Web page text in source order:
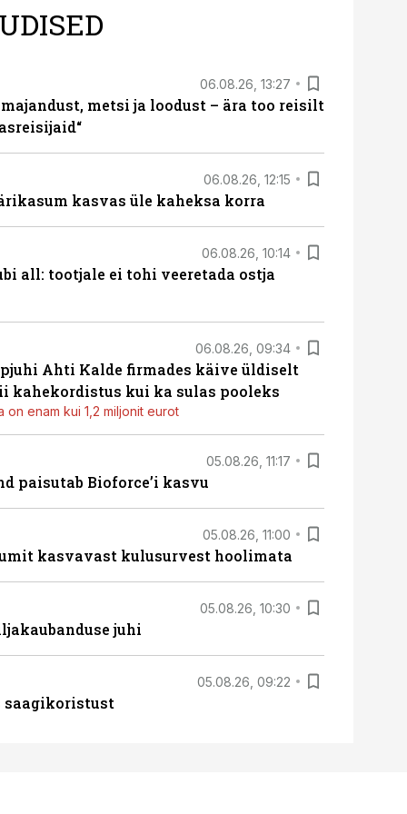
06.08.26, 13:27
metsi ja loodust – ära too reisilt
06.08.26, 12:15
kasvas üle kaheksa korra
06.08.26, 10:14
all: tootjale ei tohi veeretada ostja
06.08.26, 09:34
Ahti Kalde firmades käive üldiselt
kahekordistus kui ka sulas pooleks
on enam kui 1,2 miljonit eurot
05.08.26, 11:17
paisutab Bioforce’i kasvu
05.08.26, 11:00
kasvavast kulusurvest hoolimata
05.08.26, 10:30
juhi
05.08.26, 09:22
saagikoristust